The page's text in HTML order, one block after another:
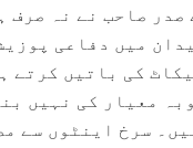
صدر صاحب نے نہ صرف
میں دفاعی
کی باتیں کرتے
معیار کی نہیں
سرخ اینٹوں سے